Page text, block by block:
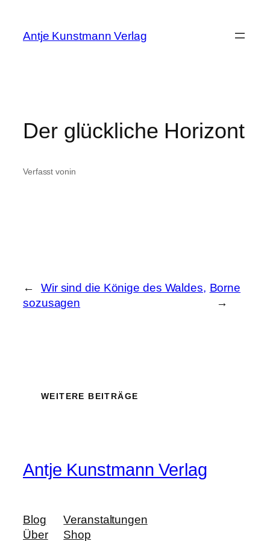
springen
Antje Kunstmann Verlag
Der glückliche Horizont
Verfasst vonin
←
Wir sind die Könige des Waldes,
sozusagen
Borne
→
WEITERE BEITRÄGE
Antje Kunstmann Verlag
Blog
Über
Veranstaltungen
Shop